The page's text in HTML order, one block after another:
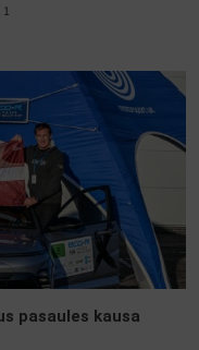
1
pasaules kausa